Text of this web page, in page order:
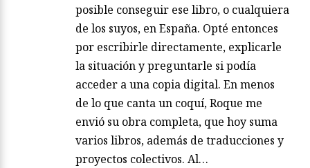
posible conseguir ese libro, o cualquiera
de los suyos, en España. Opté entonces
por escribirle directamente, explicarle
la situación y preguntarle si podía
acceder a una copia digital. En menos
de lo que canta un coquí, Roque me
envió su obra completa, que hoy suma
varios libros, además de traducciones y
proyectos colectivos. Al…